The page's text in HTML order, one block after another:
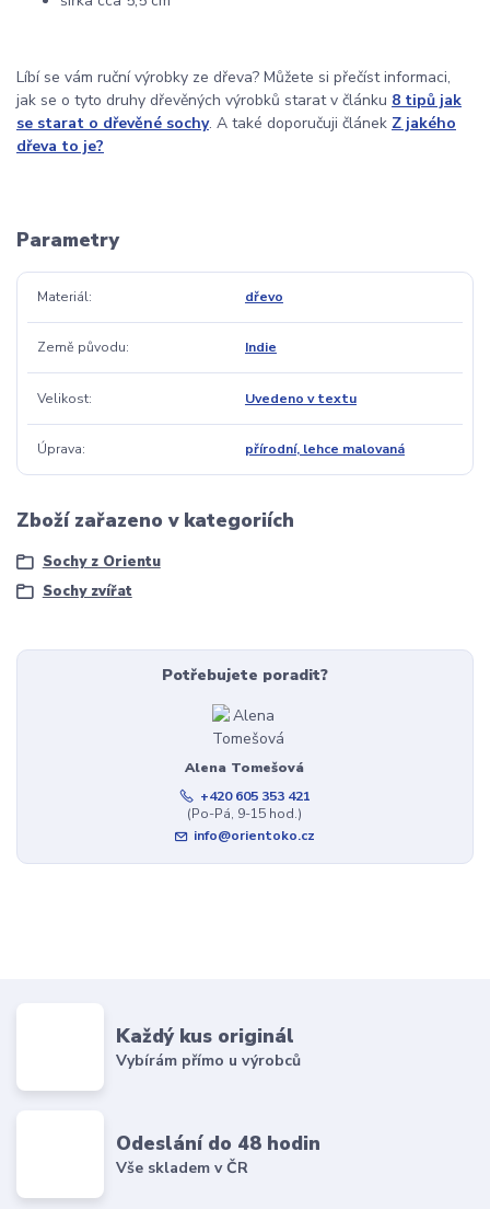
Líbí se vám ruční výrobky ze dřeva? Můžete si přečíst informaci,
jak se o tyto druhy dřevěných výrobků starat v článku 8 tipů jak
se starat o dřevěné sochy. A také doporučuji článek Z jakého
dřeva to je?
Parametry
Materiál dřevo
Země původu Indie
Velikost Uvedeno v textu
Úprava přírodní, lehce malovaná
Zboží zařazeno v kategoriích
Sochy z Orientu
Sochy zvířat
Potřebujete poradit?
Alena Tomešová
+420 605 353 421
(Po-Pá, 9-15 hod.)
info@orientoko.cz
Každý kus originál
Vybírám přímo u výrobců
Odeslání do 48 hodin
Vše skladem v ČR